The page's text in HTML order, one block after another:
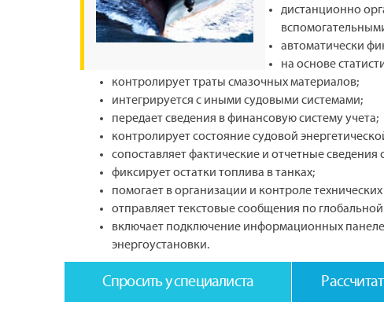
дистанционно
автоматически
на основе
контролирует траты смазочных материалов;
интегрируется с иными судовыми системами;
передает сведения в финансовую систему учета;
контролирует состояние судовой
сопоставляет фактические и отчетные сведения
фиксирует остатки топлива в танках;
помогает в организации и контроле
отправляет текстовые сообщения по
включает подключение информационных
энергоустановки.
Спросить у специалиста